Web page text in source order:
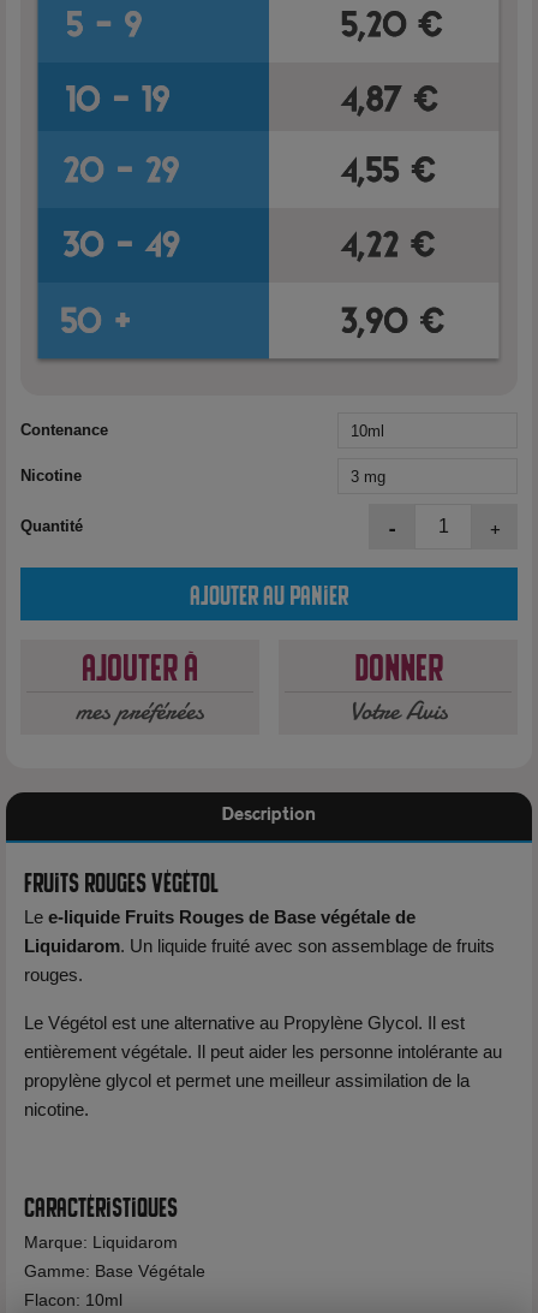
Contenance
Nicotine
Quantité - +
Ajouter au panier
Ajouter à
mes préférées
Donner
Votre Avis
Description
Fruits Rouges Végétol
Le e-liquide Fruits Rouges de Base végétale de
Liquidarom. Un liquide fruité avec son assemblage de fruits
rouges.
Le Végétol est une alternative au Propylène Glycol. Il est
entièrement végétale. Il peut aider les personne intolérante au
propylène glycol et permet une meilleur assimilation de la
nicotine.
Caractéristiques
Marque: Liquidarom
Gamme: Base Végétale
Flacon: 10ml